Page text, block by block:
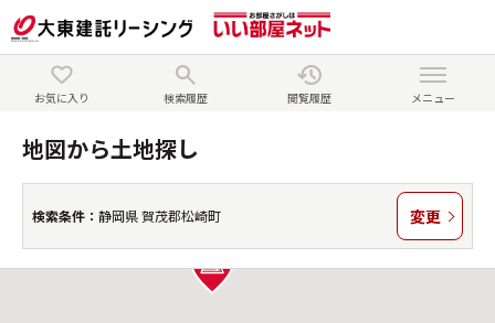
お気に入り 検索履歴 閲覧履歴 メニュー
地図から土地探し
検索条件： 静岡県 賀茂郡松崎町 変更